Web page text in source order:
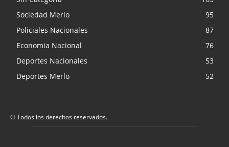
Sociedad Merlo
95
Policiales Nacionales
87
Economia Nacional
76
Deportes Nacionales
53
Deportes Merlo
52
© Todos los derechos reservados.